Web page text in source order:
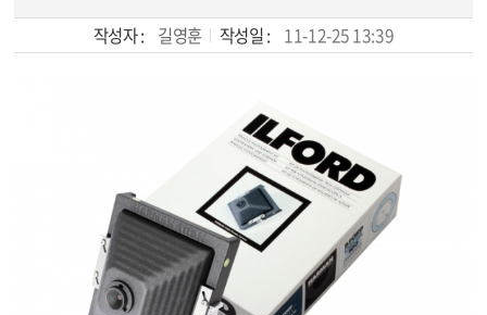
작성자 : 길영훈 작성일 : 11-12-25 13:39